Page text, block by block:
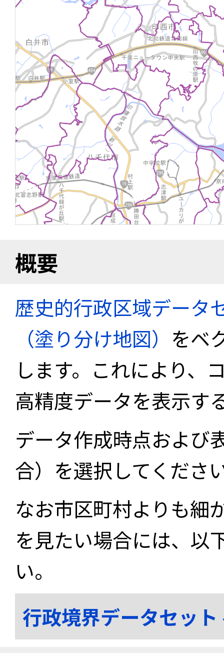
概要
歴史的行政区域データ
（塗り分け地図） をベ
します。これにより、
高精度データを表示す
データ作成時点および
合）を選択してくださ
なお市区町村よりも細
を見たい場合には、以
い。
行政境界データセッ